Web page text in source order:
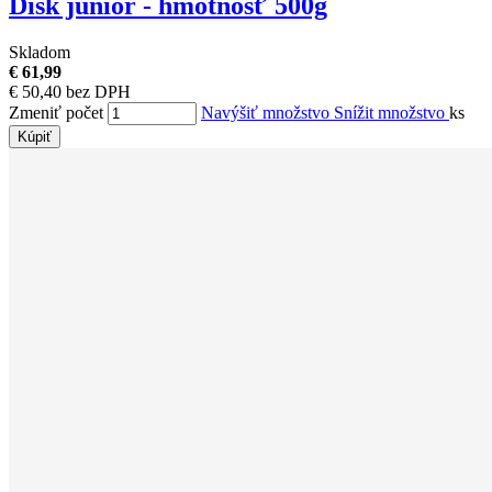
Skladom
€ 61,99
€ 50,40 bez DPH
Zmeniť počet
Navýšiť množstvo Snížit množstvo ks
Kúpiť